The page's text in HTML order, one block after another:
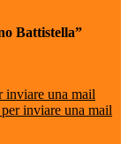
Battistella”
inviare una mail
inviare una mail